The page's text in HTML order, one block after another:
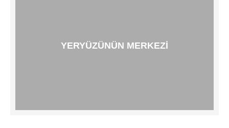
YERYÜZÜNÜN MERKEZI